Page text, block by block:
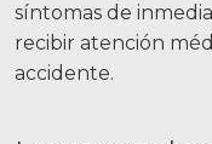
síntomas de
recibir atención
accidente.